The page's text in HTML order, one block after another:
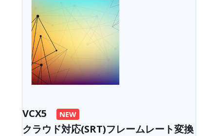
VCX5 NEW
クラウド対応(SRT)フレームレート変換